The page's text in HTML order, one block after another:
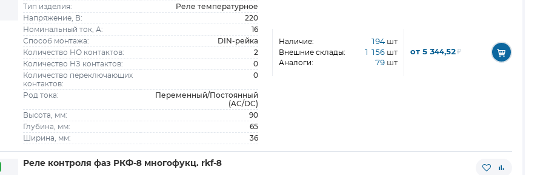
Тип изделия: Реле температурное
Напряжение, В: 220
Номинальный ток, А: 16
Способ монтажа: DIN-рейка
Количество НО контактов: 2
Количество НЗ контактов: 0
Количество переключающих
контактов:
0
Род тока:
Переменный/Постоянный
(AC/DC)
Высота, мм: 90
Глубина, мм: 65
Ширина, мм: 36
Наличие: 194 шт
Внешние склады: 1 156 шт
Аналоги: 79 шт
от 5 344,52₽
Реле контроля фаз РКФ-8 многофукц. rkf-8